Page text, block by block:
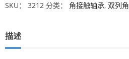
SKU： 3212 分类： 角接触轴承, 双列
描述